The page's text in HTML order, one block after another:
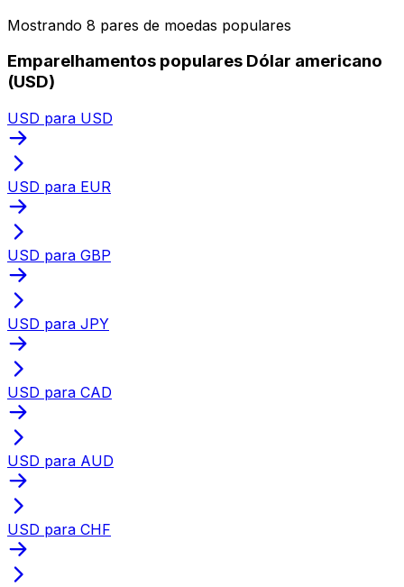
Mostrando 8 pares de moedas populares
Emparelhamentos populares Dólar americano
(USD)
USD para USD
USD para EUR
USD para GBP
USD para JPY
USD para CAD
USD para AUD
USD para CHF